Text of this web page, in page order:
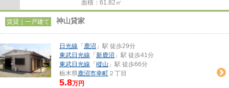
面積：61.82㎡
賃貸｜一戸建て 神山貸家
日光線 「 鹿沼 」駅 徒歩29分
東武日光線 「 新鹿沼 」駅 徒歩41分
東武日光線 「 樅山 」駅 徒歩66分
栃木県鹿沼市幸町 ２丁目
5.8万円